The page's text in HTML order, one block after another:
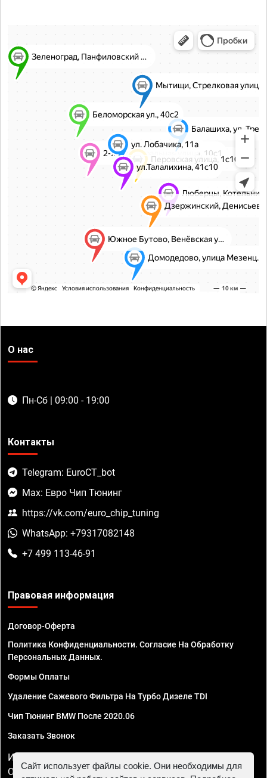
О нас
Пн-Сб | 09:00 - 19:00
Контакты
Telegram: EuroCT_bot
Max: Евро Чип Тюнинг
https://vk.com/euro_chip_tuning
WhatsApp: +79317082148
+7 499 113-46-91
Правовая информация
Договор-Оферта
Политика Конфиденциальности. Согласие На Обработку
Персональных Данных.
Формы Оплаты
Удаление Сажевого Фильтра На Турбо Дизеле TDI
Чип Тюнинг BMW После 2020.06
Заказать Звонок
ИП Смирнов Георгий Павлович. ИНН 781302555843,
ОГРНИП 324470400032610
Сайт использует файлы cookie. Они необходимы для